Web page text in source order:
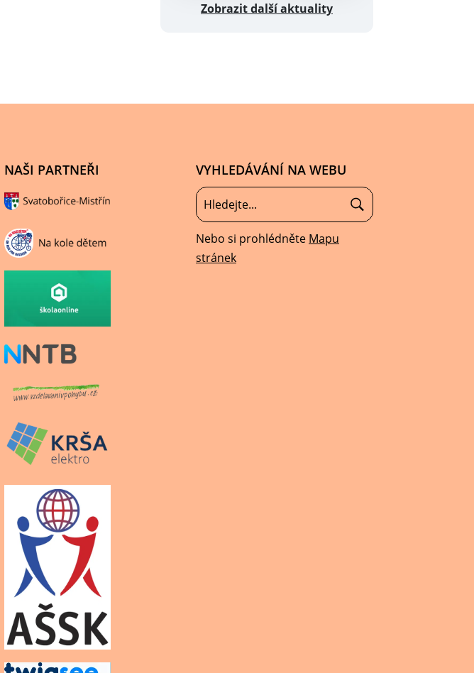
Zobrazit další aktuality
NAŠI PARTNEŘI VYHLEDÁVÁNÍ NA WEBU
Nebo si prohlédněte Mapu
stránek